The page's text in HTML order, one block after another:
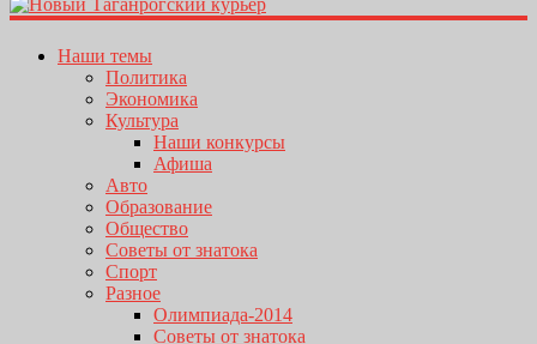
Наши темы
Политика
Экономика
Культура
Наши конкурсы
Афиша
Авто
Образование
Общество
Советы от знатока
Спорт
Разное
Олимпиада-2014
Советы от знатока